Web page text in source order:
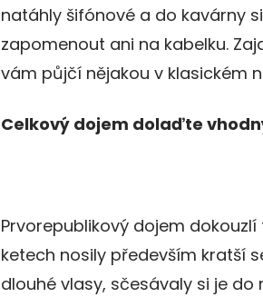
natáhly šifónové a do kavárny
zapomenout ani na kabelku.
vám půjčí nějakou v klasickém
Celkový dojem dolaďte
Prvorepublikový dojem dokouzlí
ketech nosily především kratší
dlouhé vlasy, sčesávaly si je